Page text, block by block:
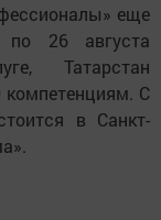
еще
26 августа
Татарстан
компетенциям. С
в Санкт-